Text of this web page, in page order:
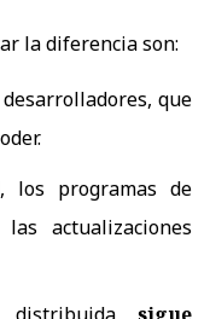
la diferencia son:
que
los programas de
actualizaciones